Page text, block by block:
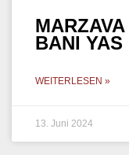
BANI
WEITERLESEN »
13. Juni 2024